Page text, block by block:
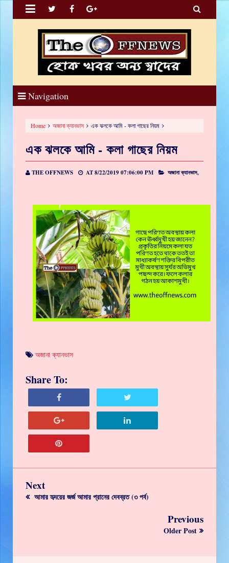
 
Navigation
Home অজানা ক্যানভাস এক ঝলকে আমি - কলা গাছের নিয়ম
এক ঝলকে আমি - কলা গাছের নিয়ম
THE OFFNEWS AT8/22/2019 07:06:00 PM অজানা ক্যানভাস,
অজানা ক্যানভাস
Share To:
Next
আমার হৃদয়ের জর্জ আমার প্রানের দেবব্রত (৩ পর্ব)
Previous
Older Post